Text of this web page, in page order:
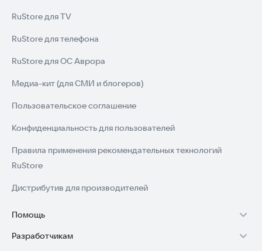
RuStore для TV
RuStore для телефона
RuStore для ОС Аврора
Медиа-кит (для СМИ и блогеров)
Пользовательское соглашение
Конфиденциальность для пользователей
Правила применения рекомендательных технологий
RuStore
Дистрибутив для производителей
Помощь
Установка RuStore на TV
Разработчикам